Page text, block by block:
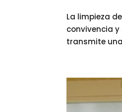
La limpieza
convivencia
transmite